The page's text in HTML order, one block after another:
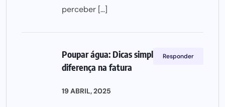
perceber […]
Poupar água: Dicas simples que fazem
diferença na fatura
19 ABRIL, 2025
Responder